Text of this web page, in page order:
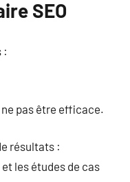
SEO
:
ne pas être efficace.
résultats :
les études de cas